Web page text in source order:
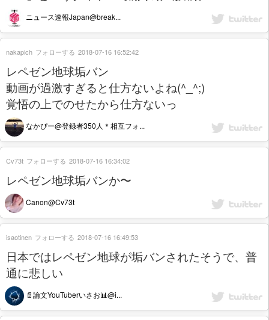
ニュース速報Japan@break...
レペゼン地球垢バン
動画が過激すぎると仕方ないよね(^_^;)
覚悟の上でのせたから仕方ないっ
なかぴー@登録者350人＊相互フォ...
nakapich フォローする 2018-07-16 16:52:42
レペゼン地球垢バンか〜
Canon@Cv73t
Cv73t フォローする 2018-07-16 16:34:02
日本ではレペゼン地球が垢バンされたそうで、普
通に悲しい
📄論文YouTuberいさお📊@i...
isaotinen フォローする 2018-07-16 16:49:53